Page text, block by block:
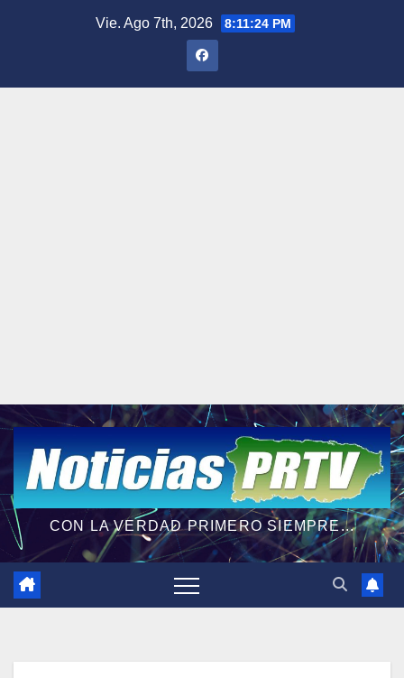
Vie. Ago 7th, 2026 8:11:25 PM
CON LA VERDAD PRIMERO SIEMPRE...